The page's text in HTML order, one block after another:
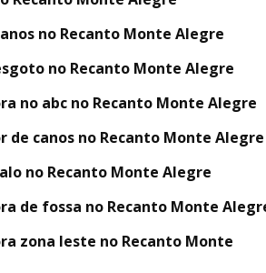
no Recanto Monte Alegre
no Recanto Monte Alegre
no abc no Recanto Monte Alegre
de canos no Recanto Monte Alegre
no Recanto Monte Alegre
de fossa no Recanto Monte
zona leste no Recanto Monte